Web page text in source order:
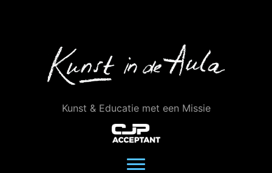
Kunst & Educatie met een Missie